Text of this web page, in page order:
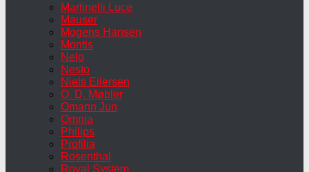
Martinelli Luce
Mauser
Mogens Hansen
Montis
Nelo
Nesto
Niels Eilersen
O. D. Møbler
Omann Jun
Omnia
Philips
Profilia
Rosenthal
Royal System